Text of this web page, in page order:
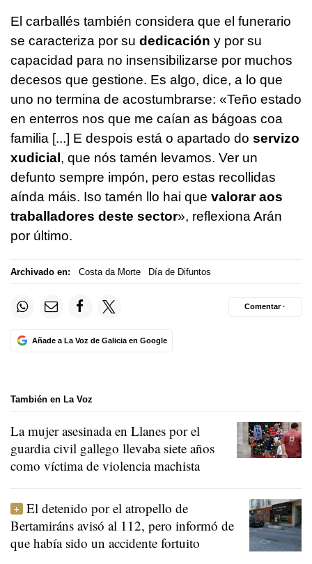
El carballés también considera que el funerario
se caracteriza por su dedicación y por su
capacidad para no insensibilizarse por muchos
decesos que gestione. Es algo, dice, a lo que
uno no termina de acostumbrarse: «Teño estado
en enterros nos que me caían as bágoas coa
familia [...] E despois está o apartado do servizo
xudicial , que nós tamén levamos. Ver un
defunto sempre impón, pero estas recollidas
aínda máis. Iso tamén llo hai que valorar aos
traballadores deste sector», reflexiona Arán
por último.
Archivado en: Costa da Morte Día de Difuntos
Añade a La Voz de Galicia en Google
Comentar ·
También en La Voz
La mujer asesinada en Llanes por el
guardia civil gallego llevaba siete años
como víctima de violencia machista
El detenido por el atropello de
Bertamiráns avisó al 112, pero informó de
que había sido un accidente fortuito